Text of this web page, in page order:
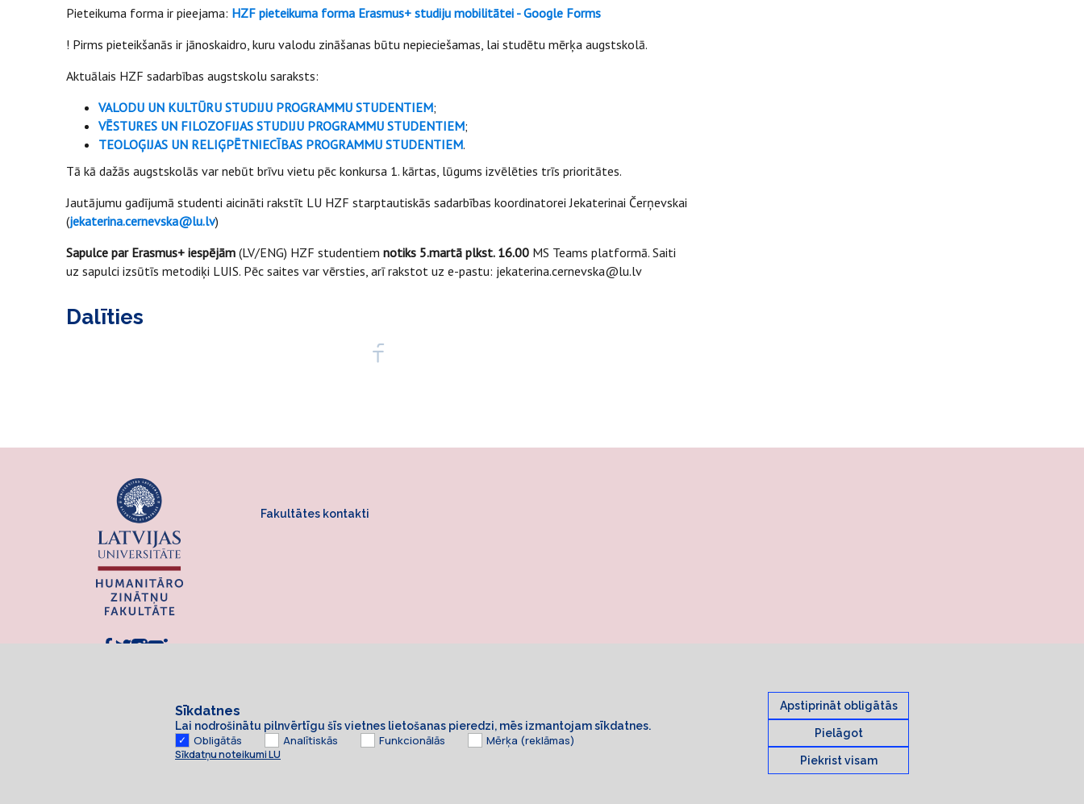
Pieteikuma forma ir pieejama: HZF pieteikuma forma Erasmus+ studiju mobilitātei - Google Forms
! Pirms pieteikšanās ir jānoskaidro, kuru valodu zināšanas būtu nepieciešamas, lai studētu mērķa augstskolā.
Aktuālais HZF sadarbības augstskolu saraksts:
VALODU UN KULTŪRU STUDIJU PROGRAMMU STUDENTIEM;
VĒSTURES UN FILOZOFIJAS STUDIJU PROGRAMMU STUDENTIEM;
TEOLOĢIJAS UN RELIĢPĒTNIECĪBAS PROGRAMMU STUDENTIEM.
Tā kā dažās augstskolās var nebūt brīvu vietu pēc konkursa 1. kārtas, lūgums izvēlēties trīs prioritātes.
Jautājumu gadījumā studenti aicināti rakstīt LU HZF starptautiskās sadarbības koordinatorei Jekaterinai Čerņevskai
(jekaterina.cernevska@lu.lv)
Sapulce par Erasmus+ iespējām (LV/ENG) HZF studentiem notiks 5.martā plkst. 16.00 MS Teams platformā. Saiti
uz sapulci izsūtīs metodiķi LUIS. Pēc saites var vērsties, arī rakstot uz e-pastu: jekaterina.cernevska@lu.lv
Dalīties
Fakultātes kontakti
Sīkdatnes
Lai nodrošinātu pilnvērtīgu šīs vietnes lietošanas pieredzi, mēs izmantojam sīkdatnes.
Obligātās Analītiskās Funkcionālās Mērķa (reklāmas)
Sīkdatņu noteikumi LU
Apstiprināt obligātās
Pielāgot
Piekrist visam